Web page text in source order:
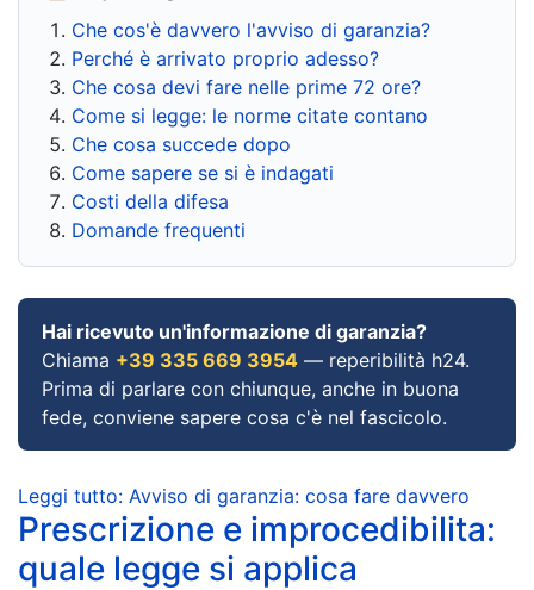
Che cos'è davvero l'avviso di garanzia?
Perché è arrivato proprio adesso?
Che cosa devi fare nelle prime 72 ore?
Come si legge: le norme citate contano
Che cosa succede dopo
Come sapere se si è indagati
Costi della difesa
Domande frequenti
Hai ricevuto un'informazione di garanzia?
Chiama +39 335 669 3954 — reperibilità h24.
Prima di parlare con chiunque, anche in buona
fede, conviene sapere cosa c'è nel fascicolo.
Leggi tutto: Avviso di garanzia: cosa fare davvero
Prescrizione e improcedibilita:
quale legge si applica